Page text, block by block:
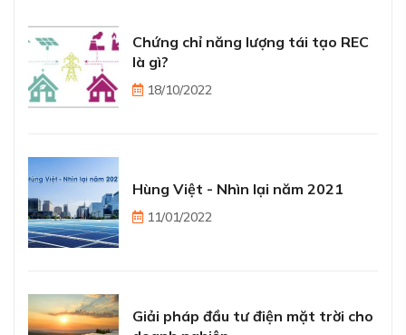
Chứng chỉ năng lượng tái tạo REC
là gì?
18/10/2022
Hùng Việt - Nhìn lại năm 2021
11/01/2022
Giải pháp đầu tư điện mặt trời cho